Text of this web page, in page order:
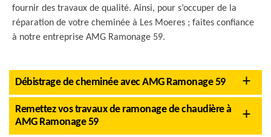
fournir des travaux de qualité. Ainsi, pour s’occuper de la
réparation de votre cheminée à Les Moeres ; faites confiance
à notre entreprise AMG Ramonage 59.
Débistrage de cheminée avec AMG Ramonage 59
Remettez vos travaux de ramonage de chaudière à
AMG Ramonage 59